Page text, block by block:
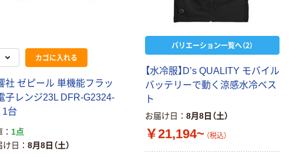
カゴに入れる
社 ゼピール 単機能フラッ
子レンジ23L DFR-G2324-
1台
1点
け日
8月8日（土）
バリエーション一覧へ（2）
【水冷服】D’s QUALITY モバイル
バッテリーで動く涼感水冷ベス
ト
お届け日 8月8日（土）
￥21,194~ （税込）